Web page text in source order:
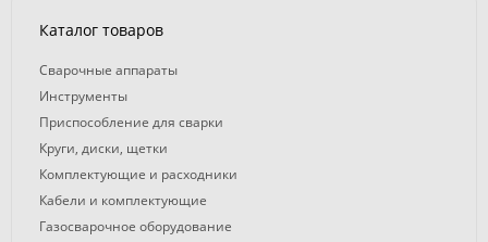
Каталог товаров
Сварочные аппараты
Инструменты
Приспособление для сварки
Круги, диски, щетки
Комплектующие и расходники
Кабели и комплектующие
Газосварочное оборудование